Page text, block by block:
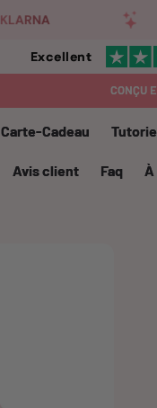
COFFRET
Excellent
PAIEMENT
Carte-Cadeau
Avis client Faq